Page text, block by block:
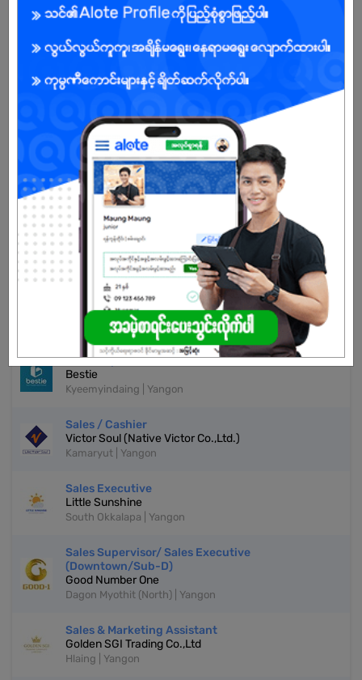
Already Expired
Don't have an account?
REGISTER NOW!
More Similar Jobs
Voucher Sales Staff (Female)
Aung Kyaw Car Workshop
Kyeemyindaing | Yangon
Medical Sales Representative
We Care Healthcare Services
Kyeemyindaing | Yangon
Sales Representative
Bestie
Kyeemyindaing | Yangon
Sales / Cashier
Victor Soul (Native Victor Co.,Ltd.)
Kamaryut | Yangon
Sales Executive
Little Sunshine
South Okkalapa | Yangon
Sales Supervisor/ Sales Executive
(Downtown/Sub-D)
Good Number One
Dagon Myothit (North) | Yangon
Sales & Marketing Assistant
Golden SGI Trading Co.,Ltd
Hlaing | Yangon